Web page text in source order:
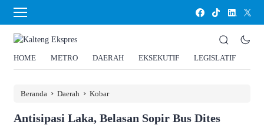
HOME METRO DAERAH EKSEKUTIF LEGISLATIF
Beranda › Daerah › Kobar
Antisipasi Laka, Belasan Sopir Bus Dites